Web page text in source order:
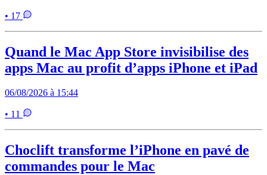
• 17
Quand le Mac App Store invisibilise des
apps Mac au profit d’apps iPhone et iPad
06/08/2026 à 15:44
• 11
Choclift transforme l’iPhone en pavé de
commandes pour le Mac